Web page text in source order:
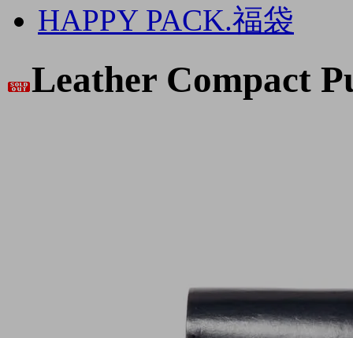
HAPPY PACK.福袋
Leather Compact